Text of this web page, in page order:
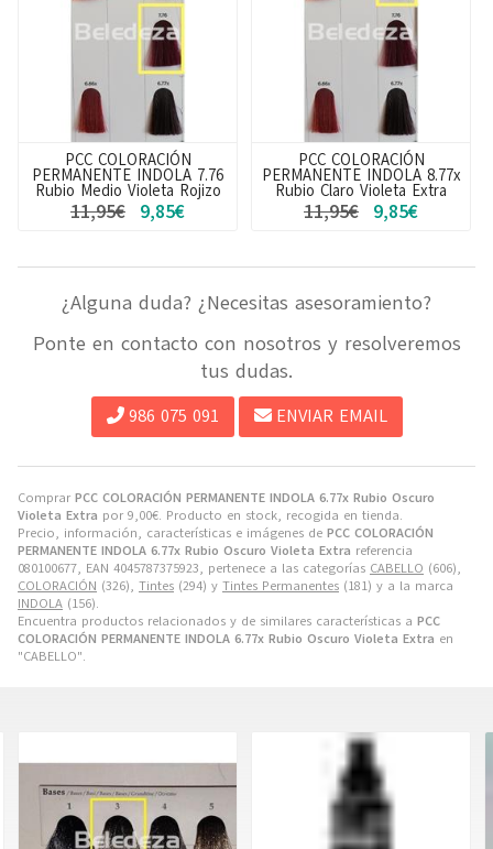
Comprar PCC COLORACIÓN PERMANENTE INDOLA 6.77x Rubio Oscuro
Violeta Extra por 9,00€. Producto en stock, recogida en tienda.
Precio, información, características e imágenes de PCC COLORACIÓN
PERMANENTE INDOLA 6.77x Rubio Oscuro Violeta Extra referencia
080100677, EAN 4045787375923, pertenece a las categorías CABELLO (606),
COLORACIÓN (326), Tintes (294) y Tintes Permanentes (181) y a la marca
INDOLA (156).
Encuentra productos relacionados y de similares características a PCC
COLORACIÓN PERMANENTE INDOLA 6.77x Rubio Oscuro Violeta Extra en
"CABELLO".
PCC COLORACIÓN
PERMANENTE INDOLA 7.76
Rubio Medio Violeta Rojizo
11,95€ 9,85€
PCC COLORACIÓN
PERMANENTE INDOLA 8.77x
Rubio Claro Violeta Extra
11,95€ 9,85€
¿Alguna duda? ¿Necesitas asesoramiento?
Ponte en contacto con nosotros y resolveremos
tus dudas.
986 075 091 ENVIAR EMAIL